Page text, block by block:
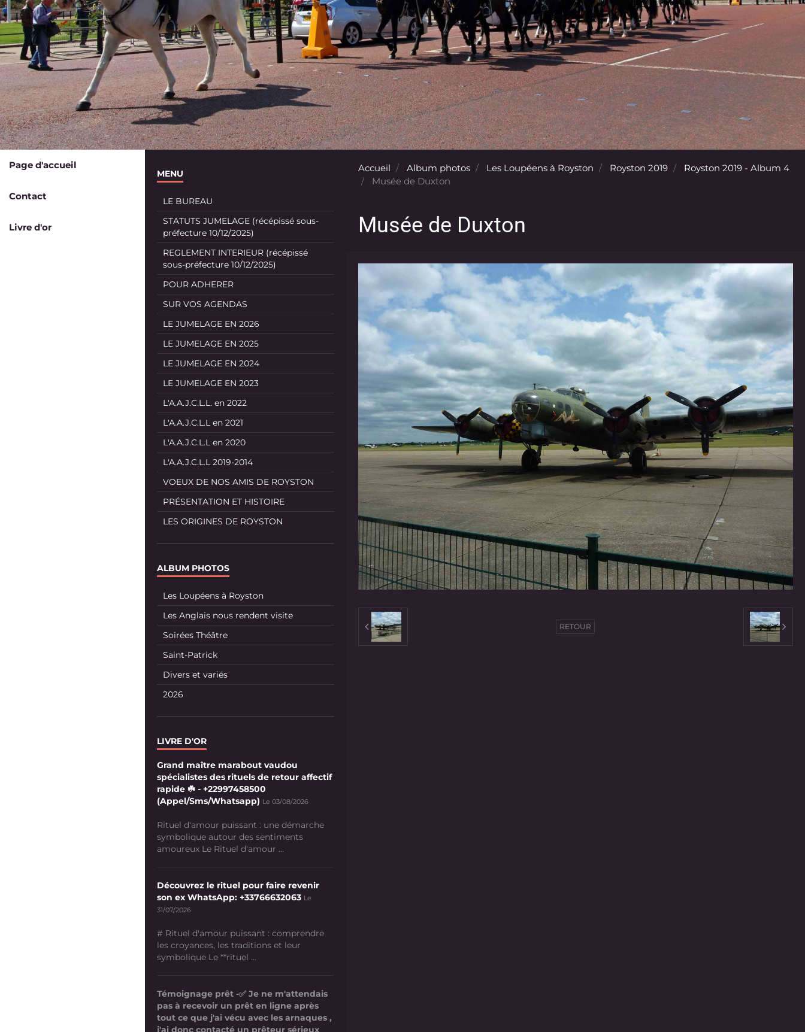
Page d'accueil
Contact
Livre d'or
Accueil Album photos Les Loupéens à Royston Royston 2019
Royston 2019 - Album 4
Musée de Duxton
Musée de Duxton
RETOUR
MENU
LE BUREAU
STATUTS JUMELAGE (récépissé sous-
préfecture 10/12/2025)
REGLEMENT INTERIEUR (récépissé
sous-préfecture 10/12/2025)
POUR ADHERER
SUR VOS AGENDAS
LE JUMELAGE EN 2026
LE JUMELAGE EN 2025
LE JUMELAGE EN 2024
LE JUMELAGE EN 2023
L'A.A.J.C.L.L. en 2022
L'A.A.J.C.L.L en 2021
L'A.A.J.C.L.L en 2020
L'A.A.J.C.L.L 2019-2014
VOEUX DE NOS AMIS DE ROYSTON
PRÉSENTATION ET HISTOIRE
LES ORIGINES DE ROYSTON
ALBUM PHOTOS
Les Loupéens à Royston
Les Anglais nous rendent visite
Soirées Théâtre
Saint-Patrick
Divers et variés
2026
LIVRE D'OR
Grand maître marabout vaudou
spécialistes des rituels de retour affectif
rapide ☘️ - +22997458500
(Appel/Sms/Whatsapp) Le 03/08/2026
Rituel d'amour puissant : une démarche
symbolique autour des sentiments
amoureux Le Rituel d'amour ...
Découvrez le rituel pour faire revenir
son ex WhatsApp: +33766632063 Le
31/07/2026
# Rituel d'amour puissant : comprendre
les croyances, les traditions et leur
symbolique Le **rituel ...
Témoignage prêt -✅ Je ne m'attendais
pas à recevoir un prêt en ligne après
tout ce que j'ai vécu avec les arnaques ,
j'ai donc contacté un prêteur sérieux